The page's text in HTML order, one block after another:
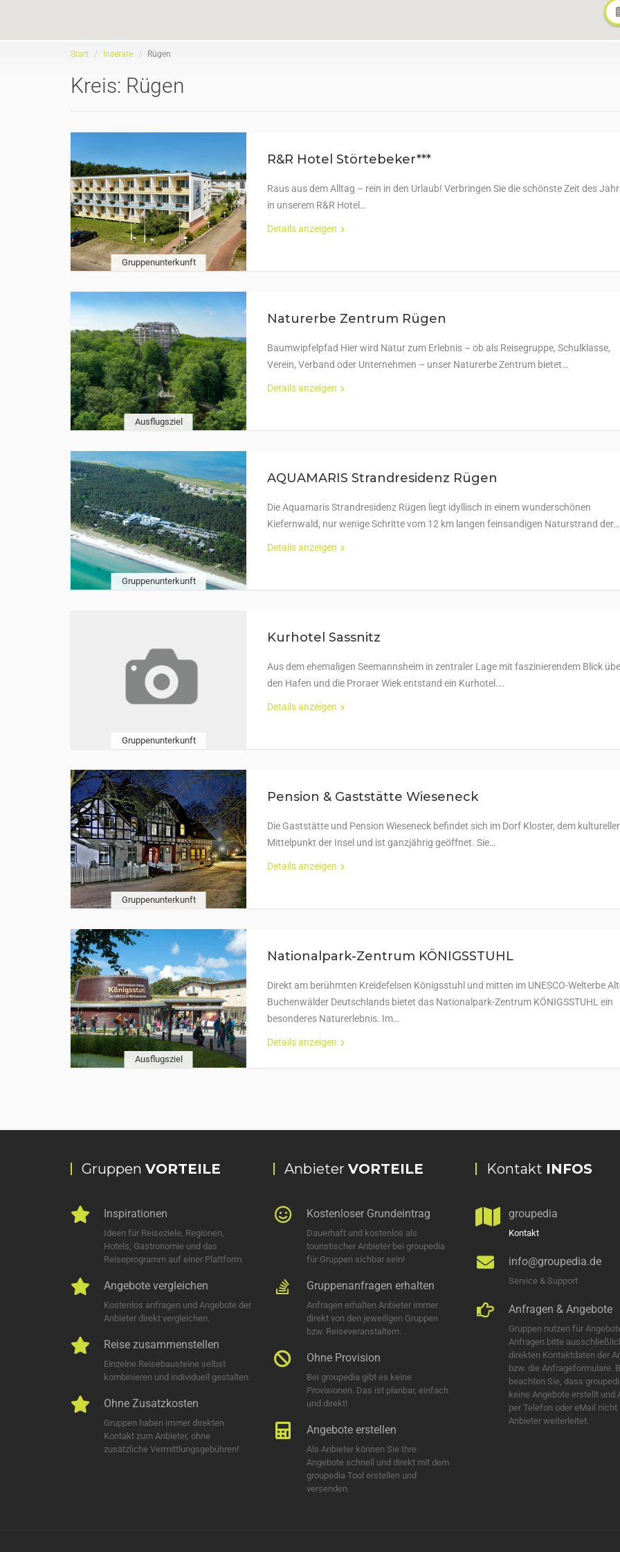
Start Inserate Rügen
Kreis: Rügen
Gruppenunterkunft
R&R Hotel Störtebeker***
Raus aus dem Alltag – rein in den Urlaub! Verbringen Sie die schönste Zeit des
in unserem R&R Hotel…
Details anzeigen
Ausflugsziel
Naturerbe Zentrum Rügen
Baumwipfelpfad Hier wird Natur zum Erlebnis – ob als Reisegruppe, Schulklasse,
Verein, Verband oder Unternehmen – unser Naturerbe Zentrum bietet…
Details anzeigen
Gruppenunterkunft
AQUAMARIS Strandresidenz Rügen
Die Aquamaris Strandresidenz Rügen liegt idyllisch in einem wunderschönen
Kiefernwald, nur wenige Schritte vom 12 km langen feinsandigen Naturstrand der…
Details anzeigen
Gruppenunterkunft
Kurhotel Sassnitz
Aus dem ehemaligen Seemannsheim in zentraler Lage mit faszinierendem Blick
den Hafen und die Proraer Wiek entstand ein Kurhotel.…
Details anzeigen
Gruppenunterkunft
Pension & Gaststätte Wieseneck
Die Gaststätte und Pension Wieseneck befindet sich im Dorf Kloster, dem
Mittelpunkt der Insel und ist ganzjährig geöffnet. Sie…
Details anzeigen
Ausflugsziel
Nationalpark-Zentrum KÖNIGSSTUHL
Direkt am berühmten Kreidefelsen Königsstuhl und mitten im UNESCO-Welterbe
Buchenwälder Deutschlands bietet das Nationalpark-Zentrum KÖNIGSSTUHL ein
besonderes Naturerlebnis. Im…
Details anzeigen
Gruppen VORTEILE
Inspirationen
Ideen für Reiseziele, Regionen,
Hotels, Gastronomie und das
Reiseprogramm auf einer Plattform.
Angebote vergleichen
Kostenlos anfragen und Angebote der
Anbieter direkt vergleichen.
Reise zusammenstellen
Einzelne Reisebausteine selbst
kombinieren und individuell gestalten.
Ohne Zusatzkosten
Gruppen haben immer direkten
Kontakt zum Anbieter, ohne
zusätzliche Vermittlungsgebühren!
Anbieter VORTEILE
Kostenloser Grundeintrag
Dauerhaft und kostenlos als
touristischer Anbieter bei groupedia
für Gruppen sichbar sein!
Gruppenanfragen erhalten
Anfragen erhalten Anbieter immer
direkt von den jeweiligen Gruppen
bzw. Reiseveranstaltern.
Ohne Provision
Bei groupedia gibt es keine
Provisionen. Das ist planbar, einfach
und direkt!
Angebote erstellen
Als Anbieter können Sie Ihre
Angebote schnell und direkt mit dem
groupedia Tool erstellen und
versenden.
Kontakt INFOS
groupedia
Kontakt
info@groupedia.de
Service & Support
Anfragen & Angebote
Gruppen nutzen für
Anfragen bitte
direkten Kontaktdaten der
bzw. die Anfrageformulare.
beachten Sie, dass
keine Angebote erstellt und
per Telefon oder eMail nicht
Anbieter weiterleitet.